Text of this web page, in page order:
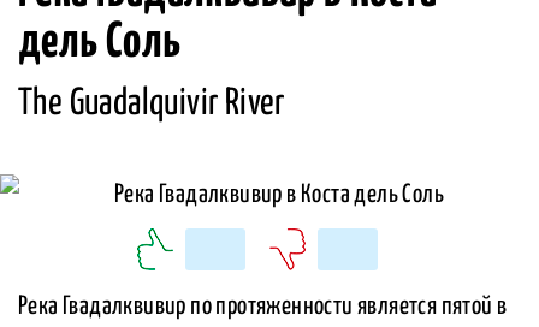
дель Соль
The Guadalquivir River
Река Гвадалквивир по протяженности является пятой в